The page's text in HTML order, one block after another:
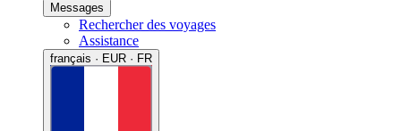
Messages
Rechercher des voyages
Assistance
français · EUR · FR